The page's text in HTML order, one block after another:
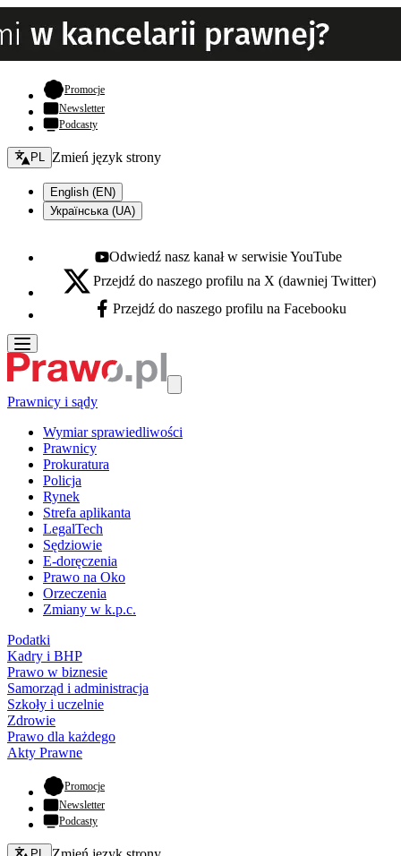
Promocje- otwiera się w nowej karcie
Newsletter
Podcasty
Zmień język - bieżący:
PL Zmień język strony
English (EN)
Українська (UA)
Youtube - otwiera się w nowej karcie
Odwiedź nasz kanał w serwisie YouTube
X - otwiera się w nowej karcie
Przejdź do naszego profilu na X (dawniej Twitter)
Facebook - otwiera się w nowej karcie
Przejdź do naszego profilu na Facebooku
Prawnicy i sądy
Wymiar sprawiedliwości
Prawnicy
Prokuratura
Policja
Rynek
Strefa aplikanta
LegalTech
Sędziowie
E-doręczenia
Prawo na Oko
Orzeczenia
Zmiany w k.p.c.
Podatki
Kadry i BHP
Prawo w biznesie
Samorząd i administracja
Szkoły i uczelnie
Zdrowie
Prawo dla każdego
Akty Prawne
Promocje- otwiera się w nowej karcie
Newsletter
Podcasty
Zmień język - bieżący: